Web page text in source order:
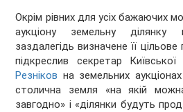
Окрім рівних для усіх бажаючих
аукціону земельну
заздалегідь визначене її
підкреслив секретар
Резніков на земельних
столична земля «на якій
завгодно» і «ділянки будуть